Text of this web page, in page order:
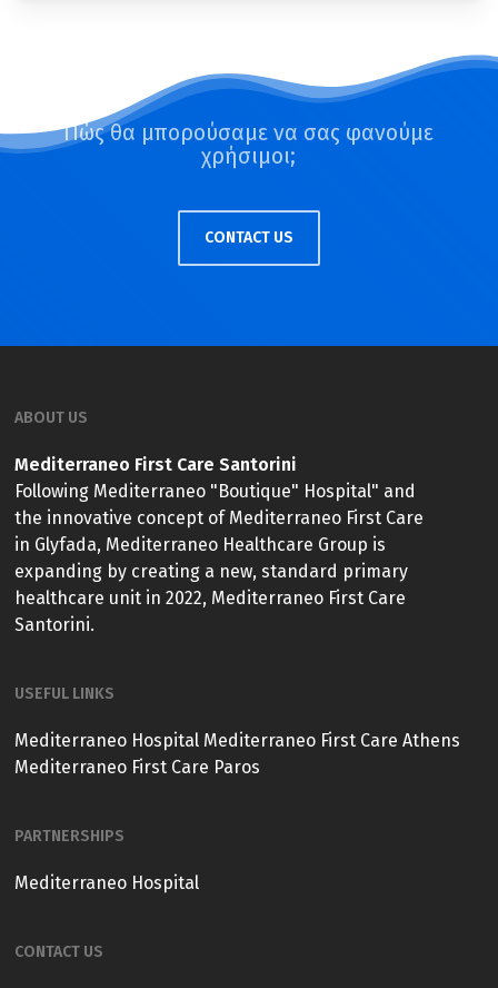
Πώς θα μπορούσαμε να σας φανούμε
χρήσιμοι;
CONTACT US
ABOUT US
Mediterraneo First Care Santorini
Following Mediterraneo "Boutique" Hospital" and
the innovative concept of Mediterraneo First Care
in Glyfada, Mediterraneo Healthcare Group is
expanding by creating a new, standard primary
healthcare unit in 2022, Mediterraneo First Care
Santorini.
USEFUL LINKS
Mediterraneo Hospital Mediterraneo First Care Athens
Mediterraneo First Care Paros
PARTNERSHIPS
Mediterraneo Hospital
CONTACT US